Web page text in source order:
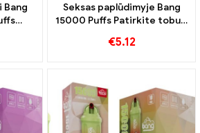
Bang
Seksas paplūdimyje Bang
15000 Puffs Patirkite tobulą
€5.12